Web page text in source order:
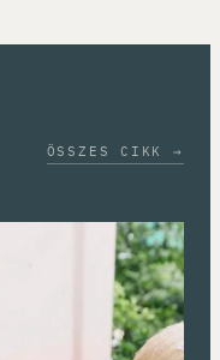
ÖSSZES CIKK →